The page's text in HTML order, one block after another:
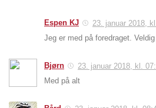
Espen KJ
23. januar 2018,
Jeg er med på foredraget.
Bjørn
23. januar 2018, kl.
Med på alt